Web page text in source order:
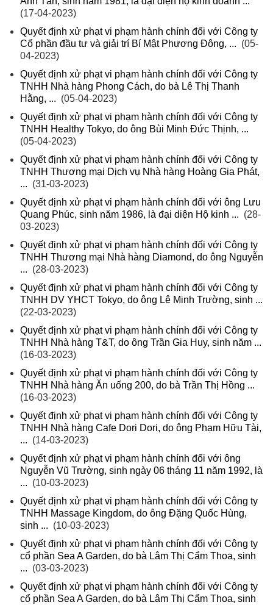
(17-04-2023)
Quyết định xử phạt vi phạm hành chính đối với Công ty
Cổ phần đầu tư và giải trí Bí Mật Phương Đông, ... (05-
04-2023)
Quyết định xử phạt vi phạm hành chính đối với Công ty
TNHH Nhà hàng Phong Cách, do bà Lê Thị Thanh
Hằng, ... (05-04-2023)
Quyết định xử phạt vi phạm hành chính đối với Công ty
TNHH Healthy Tokyo, do ông Bùi Minh Đức Thịnh, ...
(05-04-2023)
Quyết định xử phạt vi phạm hành chính đối với Công ty
TNHH Thương mại Dịch vụ Nhà hàng Hoàng Gia Phát,
... (31-03-2023)
Quyết định xử phạt vi phạm hành chính đối với ông Lưu
Quang Phúc, sinh năm 1986, là đại diện Hộ kinh ... (28-
03-2023)
Quyết định xử phạt vi phạm hành chính đối với Công ty
TNHH Thương mại Nhà hàng Diamond, do ông Nguyễn
... (28-03-2023)
Quyết định xử phạt vi phạm hành chính đối với Công ty
TNHH DV YHCT Tokyo, do ông Lê Minh Trường, sinh ...
(22-03-2023)
Quyết định xử phạt vi phạm hành chính đối với Công ty
TNHH Nhà hàng T&T, do ông Trần Gia Huy, sinh năm ...
(16-03-2023)
Quyết định xử phạt vi phạm hành chính đối với Công ty
TNHH Nhà hàng Ăn uống 200, do bà Trần Thị Hồng ...
(16-03-2023)
Quyết định xử phạt vi phạm hành chính đối với Công ty
TNHH Nhà hàng Cafe Dori Dori, do ông Phạm Hữu Tài,
... (14-03-2023)
Quyết định xử phạt vi phạm hành chính đối với ông
Nguyễn Vũ Trường, sinh ngày 06 tháng 11 năm 1992, là
... (10-03-2023)
Quyết định xử phạt vi phạm hành chính đối với Công ty
TNHH Massage Kingdom, do ông Đặng Quốc Hùng,
sinh ... (10-03-2023)
Quyết định xử phạt vi phạm hành chính đối với Công ty
cổ phần Sea A Garden, do bà Lâm Thị Cẩm Thoa, sinh
... (03-03-2023)
Quyết định xử phạt vi phạm hành chính đối với Công ty
cổ phần Sea A Garden, do bà Lâm Thị Cẩm Thoa, sinh